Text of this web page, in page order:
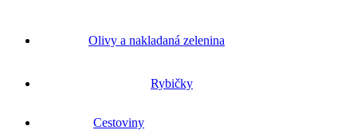
Olivy a nakladaná zelenina
Rybičky
Cestoviny